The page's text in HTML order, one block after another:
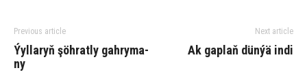
Previous article
Ýyllaryň şöhratly gah­ry­ma­
ny
Next article
Ak gap­laň dün­ýä in­di